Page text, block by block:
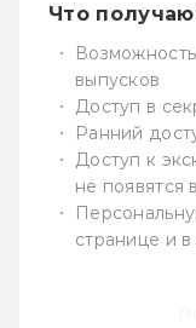
Что
выпусков
Доступ в
Ранний
Доступ к
не появятся
странице и